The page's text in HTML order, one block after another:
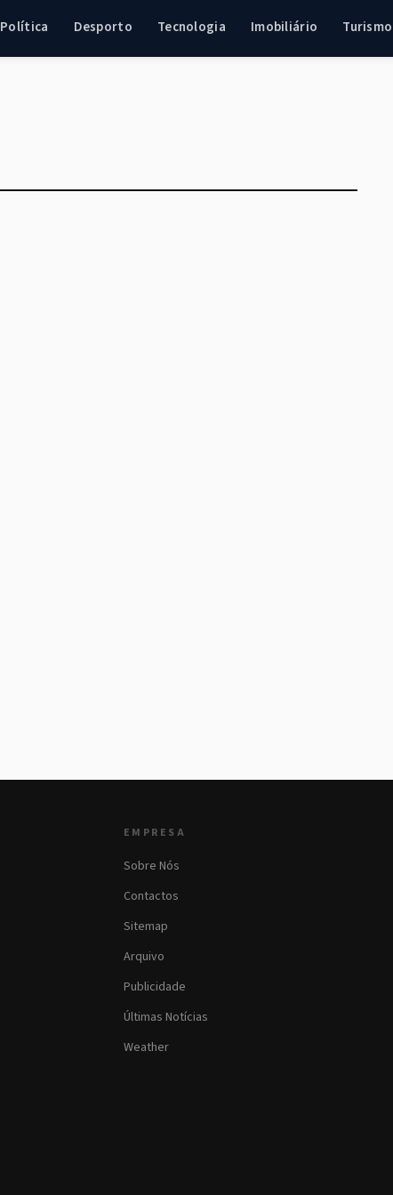
Política Desporto Tecnologia Imobiliário Turismo
EMPRESA
Sobre Nós
Contactos
Sitemap
Arquivo
Publicidade
Últimas Notícias
Weather